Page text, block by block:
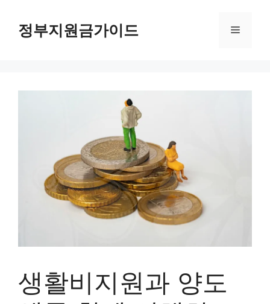
정부지원금가이드 메
생활비지원과 양도